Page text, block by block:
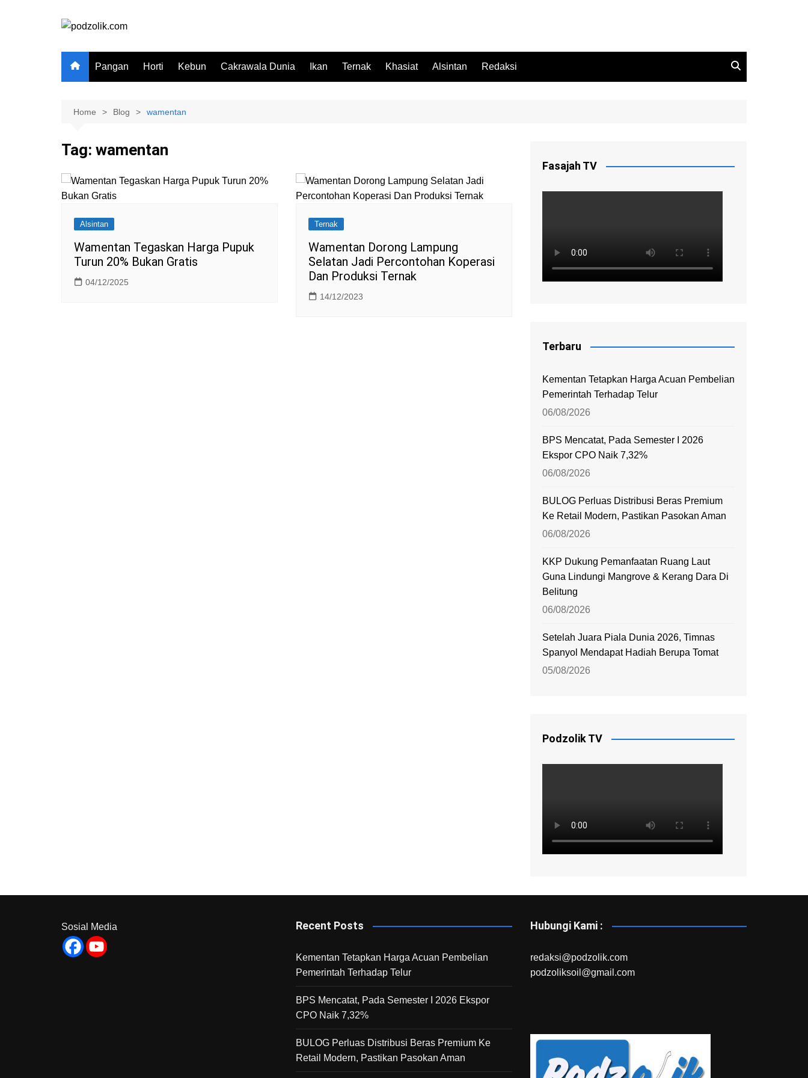
Pangan Horti Kebun Cakrawala Dunia Ikan Ternak Khasiat Alsintan Redaksi
Home Blog wamentan
Tag: wamentan
Alsintan
Wamentan Tegaskan Harga Pupuk
Turun 20% Bukan Gratis
04/12/2025
Ternak
Wamentan Dorong Lampung
Selatan Jadi Percontohan Koperasi
Dan Produksi Ternak
14/12/2023
Fasajah TV
Terbaru
Kementan Tetapkan Harga Acuan Pembelian
Pemerintah Terhadap Telur
06/08/2026
BPS Mencatat, Pada Semester I 2026
Ekspor CPO Naik 7,32%
06/08/2026
BULOG Perluas Distribusi Beras Premium
Ke Retail Modern, Pastikan Pasokan Aman
06/08/2026
KKP Dukung Pemanfaatan Ruang Laut
Guna Lindungi Mangrove & Kerang Dara Di
Belitung
06/08/2026
Setelah Juara Piala Dunia 2026, Timnas
Spanyol Mendapat Hadiah Berupa Tomat
05/08/2026
Podzolik TV
Sosial Media Recent Posts
Kementan Tetapkan Harga Acuan Pembelian
Pemerintah Terhadap Telur
BPS Mencatat, Pada Semester I 2026 Ekspor
CPO Naik 7,32%
BULOG Perluas Distribusi Beras Premium Ke
Retail Modern, Pastikan Pasokan Aman
Hubungi Kami :
redaksi@podzolik.com
podzoliksoil@gmail.com